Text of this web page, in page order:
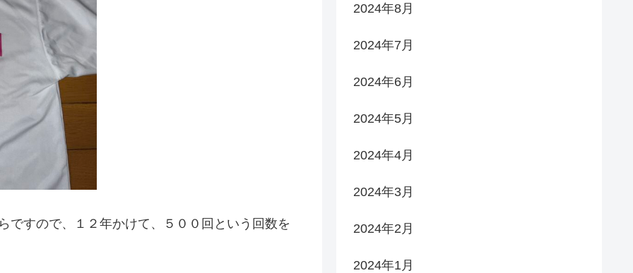
ですので、１２年かけて、５００回という回数を
2024年8月
2024年7月
2024年6月
2024年5月
2024年4月
2024年3月
2024年2月
2024年1月